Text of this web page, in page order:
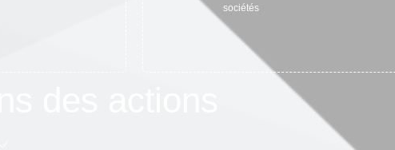
sociétés
des actions